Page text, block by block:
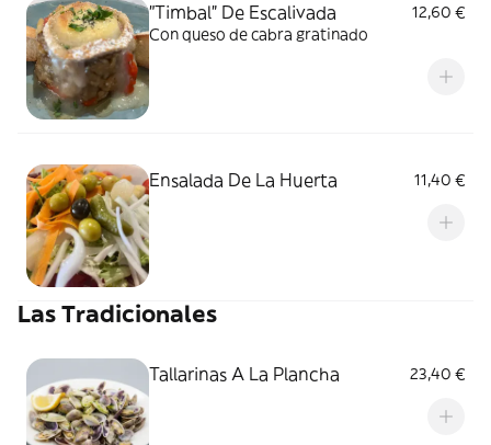
"Timbal” De Escalivada
12,60 €
Con queso de cabra gratinado
Ensalada De La Huerta 11,40 €
Las Tradicionales
Tallarinas A La Plancha 23,40 €